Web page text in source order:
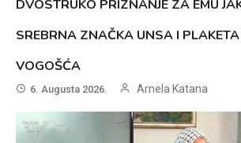
DVOSTRUKO PRIZNANJE ZA EMU
SREBRNA ZNAČKA UNSA I
VOGOŠĆA
6. Augusta 2026. Arnela Katana